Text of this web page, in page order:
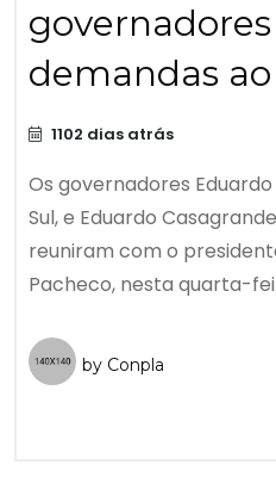
demandas
1102 dias atrás
Os governadores
Sul, e Eduardo
reuniram com o
Pacheco, nesta quarta-
by Conpla